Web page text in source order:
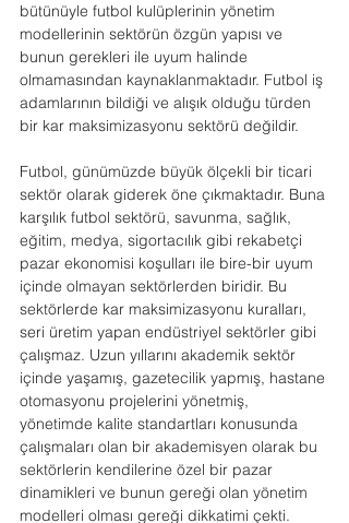
bütünüyle futbol kulüplerinin yönetim
modellerinin sektörün özgün yapısı ve
bunun gerekleri ile uyum halinde
olmamasından kaynaklanmaktadır. Futbol iş
adamlarının bildiği ve alışık olduğu türden
bir kar maksimizasyonu sektörü değildir.
Futbol, günümüzde büyük ölçekli bir ticari
sektör olarak giderek öne çıkmaktadır. Buna
karşılık futbol sektörü, savunma, sağlık,
eğitim, medya, sigortacılık gibi rekabetçi
pazar ekonomisi koşulları ile bire-bir uyum
içinde olmayan sektörlerden biridir. Bu
sektörlerde kar maksimizasyonu kuralları,
seri üretim yapan endüstriyel sektörler gibi
çalışmaz. Uzun yıllarını akademik sektör
içinde yaşamış, gazetecilik yapmış, hastane
otomasyonu projelerini yönetmiş,
yönetimde kalite standartları konusunda
çalışmaları olan bir akademisyen olarak bu
sektörlerin kendilerine özel bir pazar
dinamikleri ve bunun gereği olan yönetim
modelleri olması gereği dikkatimi çekti.